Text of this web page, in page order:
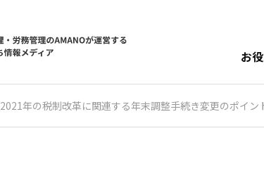
お
2021年の税制改革に関連する年末調整手続き変更のポイン